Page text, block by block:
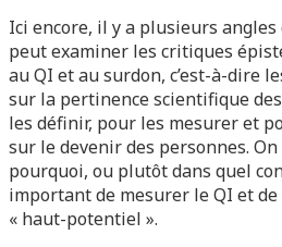
Ici encore, il y a plusieurs
peut examiner les critiques
au QI et au surdon, c’est-à-dire
sur la pertinence scientifique
les définir, pour les mesurer et
sur le devenir des personnes.
pourquoi, ou plutôt dans quel
important de mesurer le QI et de
« haut-potentiel ».